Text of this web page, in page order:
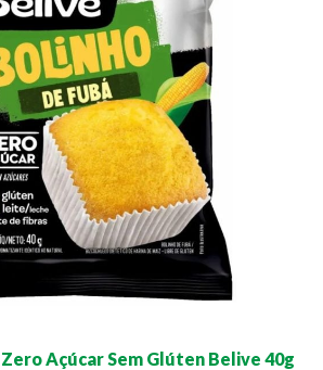
Açúcar Sem Glúten Belive 40g